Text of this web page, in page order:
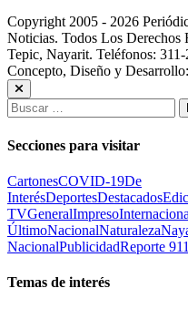
Copyright 2005 - 2026
Noticias. Todos Los Derechos
Tepic, Nayarit. Teléfonos:
Concepto, Diseño y Desarrollo:
Buscar:
Secciones para visitar
CartonesCOVID-19De
InterésDeportesDestacados
TVGeneralImpreso
ÚltimoNacionalNaturaleza
NacionalPublicidadReporte 911
Temas de interés